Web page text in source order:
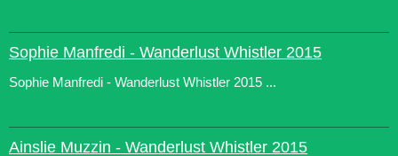
Sophie Manfredi - Wanderlust Whistler 2015
Sophie Manfredi - Wanderlust Whistler 2015 ...
Ainslie Muzzin - Wanderlust Whistler 2015